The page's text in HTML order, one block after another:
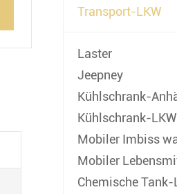
Transport-LKW
Laster
Jeepney
Kühlschrank-
Kühlschrank-LKW
Mobiler Imbiss
Mobiler
Chemische Tank-